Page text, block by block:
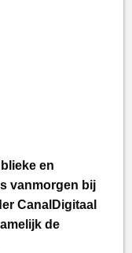
en
vanmorgen bij
CanalDigitaal
de